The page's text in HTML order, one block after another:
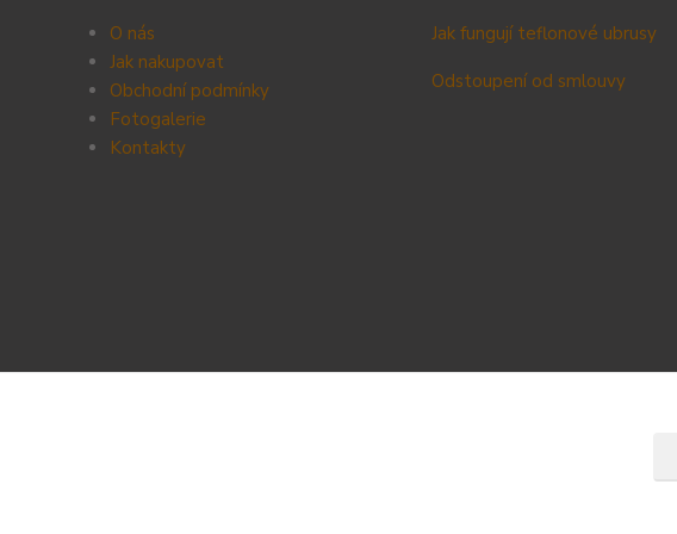
O nás
Jak nakupovat
Obchodní podmínky
Fotogalerie
Kontakty
Jak fungují teflonové ubrusy
Odstoupení od smlouvy